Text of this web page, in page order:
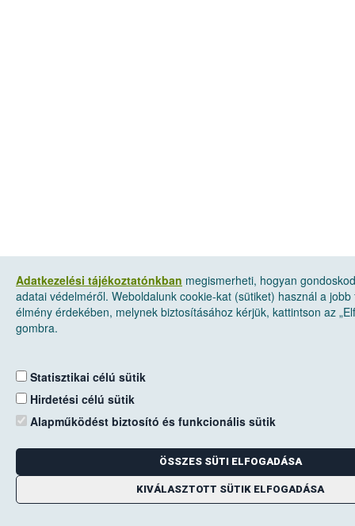
Adatkezelési tájékoztatónkban megismerheti, hogyan
adatai védelméről. Weboldalunk cookie-kat (sütiket) használ a jobb
élmény érdekében, melynek biztosításához kérjük, kattintson az
gombra.
Statisztikai célú sütik
Hirdetési célú sütik
Alapműködést biztosító és funkcionális sütik
ÖSSZES SÜTI ELFOGADÁSA
KIVÁLASZTOTT SÜTIK ELFOGADÁSA